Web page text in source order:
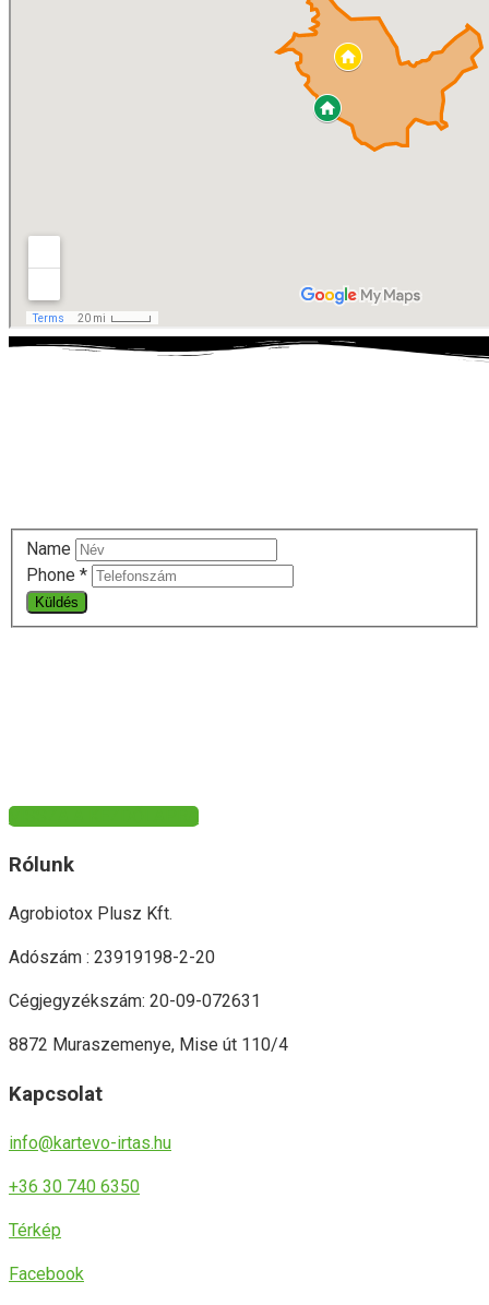
Name
Phone *
VISSZA A KEZDŐLAPRA
Rólunk
Agrobiotox Plusz Kft.
Adószám : 23919198-2-20
Cégjegyzékszám: 20-09-072631
8872 Muraszemenye, Mise út 110/4
Kapcsolat
info@kartevo-irtas.hu
+36 30 740 6350
Térkép
Facebook